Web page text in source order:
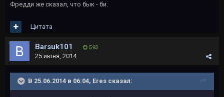
Фредди же сказал, что бык - би.
Цитата
Barsuk101 593
25 июня, 2014
В 25.06.2014 в 06:04, Eres сказал: